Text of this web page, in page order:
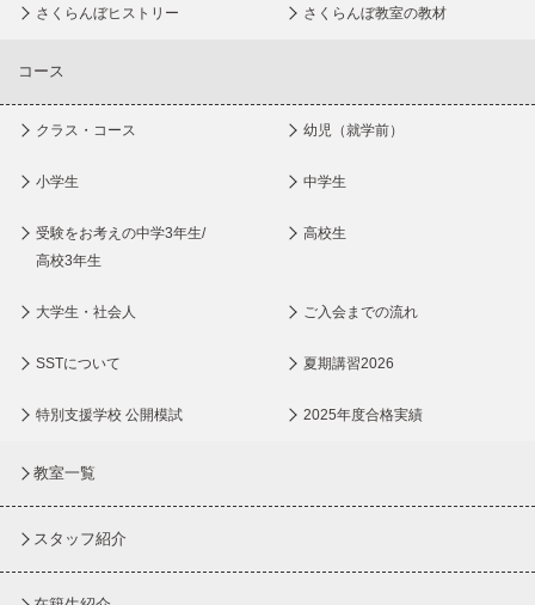
さくらんぼヒストリー さくらんぼ教室の教材
コース
クラス・コース 幼児（就学前）
小学生 中学生
受験をお考えの中学3年生/
高校3年生
高校生
大学生・社会人 ご入会までの流れ
SSTについて 夏期講習2026
特別支援学校 公開模試 2025年度合格実績
教室一覧
スタッフ紹介